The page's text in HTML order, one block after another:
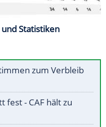
Statistiken
zum Verbleib
fest - CAF hält zu